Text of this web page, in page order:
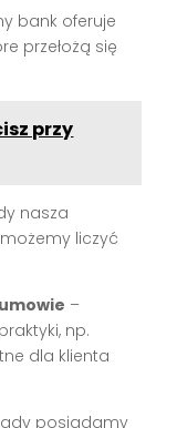
bank oferuje
przełożą się
przy
nasza
liczyć
–
np.
dla klienta
posiadamy